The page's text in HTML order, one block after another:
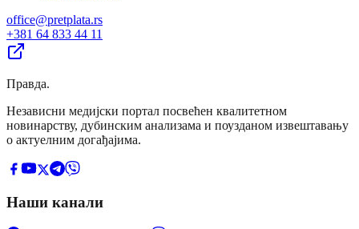
office@pretplata.rs
+381 64 833 44 11
Правда.
Независни медијски портал посвећен квалитетном
новинарству, дубинским анализама и поузданом извештавању
о актуелним догађајима.
Наши канали